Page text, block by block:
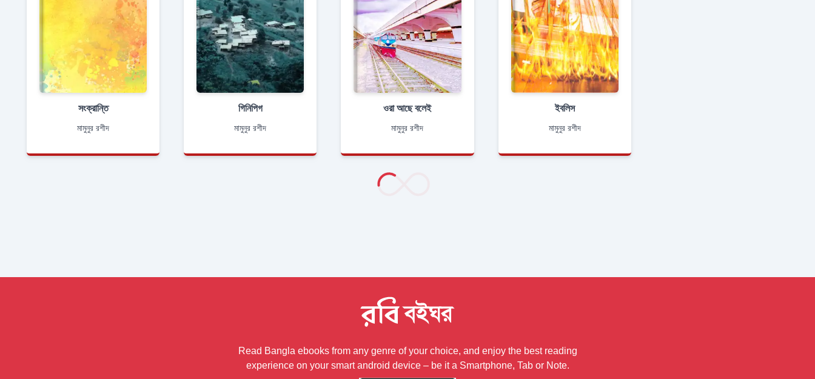
সংক্রান্তি
মামুনুর রশীদ
গিনিপিগ
মামুনুর রশীদ
ওরা আছে বলেই
মামুনুর রশীদ
ইবলিস
মামুনুর রশীদ